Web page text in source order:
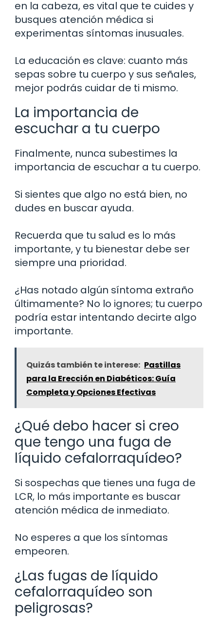
en la cabeza, es vital que te cuides y
busques atención médica si
experimentas síntomas inusuales.
La educación es clave: cuanto más
sepas sobre tu cuerpo y sus señales,
mejor podrás cuidar de ti mismo.
La importancia de
escuchar a tu cuerpo
Finalmente, nunca subestimes la
importancia de escuchar a tu cuerpo.
Si sientes que algo no está bien, no
dudes en buscar ayuda.
Recuerda que tu salud es lo más
importante, y tu bienestar debe ser
siempre una prioridad.
¿Has notado algún síntoma extraño
últimamente? No lo ignores; tu cuerpo
podría estar intentando decirte algo
importante.
Quizás también te interese: Pastillas
para la Erección en Diabéticos: Guía
Completa y Opciones Efectivas
¿Qué debo hacer si creo
que tengo una fuga de
líquido cefalorraquídeo?
Si sospechas que tienes una fuga de
LCR, lo más importante es buscar
atención médica de inmediato.
No esperes a que los síntomas
empeoren.
¿Las fugas de líquido
cefalorraquídeo son
peligrosas?